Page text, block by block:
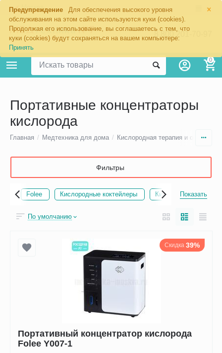
×
Предупреждение
Для обеспечения высокого уровня
обслуживания на этом сайте используются куки (cookies).
Продолжая его использование, вы соглашаетесь с тем, что
куки (cookies) будут сохраняться на вашем компьютере:
Принять
Москва
8 800 201-70-97
0
Портативные концентраторы
кислорода
Главная / Медтехника для дома / Кислородная терапия и
Фильтры
Folee Кислородные коктейлеры Кислородные
Показать
По умолчанию
Скидка 39%
Портативный концентратор кислорода
Folee Y007-1